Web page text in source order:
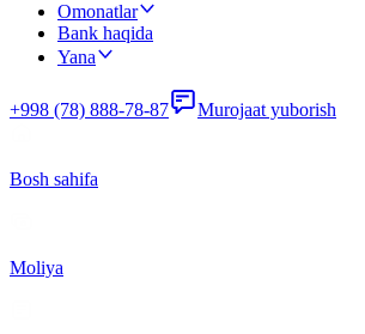
Omonatlar
Bank haqida
Yana
+998 (78) 888-78-87 Murojaat yuborish
Bosh sahifa
Moliya